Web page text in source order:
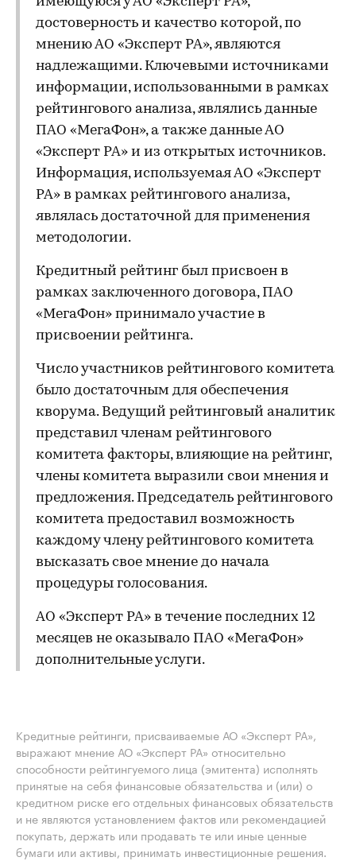
достоверность и качество которой, по
мнению АО «Эксперт РА», являются
надлежащими. Ключевыми источниками
информации, использованными в рамках
рейтингового анализа, являлись данные
ПАО «МегаФон», а также данные АО
«Эксперт РА» и из открытых источников.
Информация, используемая АО «Эксперт
РА» в рамках рейтингового анализа,
являлась достаточной для применения
методологии.
Кредитный рейтинг был присвоен в
рамках заключенного договора, ПАО
«МегаФон» принимало участие в
присвоении рейтинга.
Число участников рейтингового комитета
было достаточным для обеспечения
кворума. Ведущий рейтинговый аналитик
представил членам рейтингового
комитета факторы, влияющие на рейтинг,
члены комитета выразили свои мнения и
предложения. Председатель рейтингового
комитета предоставил возможность
каждому члену рейтингового комитета
высказать свое мнение до начала
процедуры голосования.
АО «Эксперт РА» в течение последних 12
месяцев не оказывало ПАО «МегаФон»
дополнительные услуги.
Кредитные рейтинги, присваиваемые АО «Эксперт РА»,
выражают мнение АО «Эксперт РА» относительно
способности рейтингуемого лица (эмитента) исполнять
принятые на себя финансовые обязательства и (или) о
кредитном риске его отдельных финансовых обязательств
и не являются установлением фактов или рекомендацией
покупать, держать или продавать те или иные ценные
бумаги или активы, принимать инвестиционные решения.